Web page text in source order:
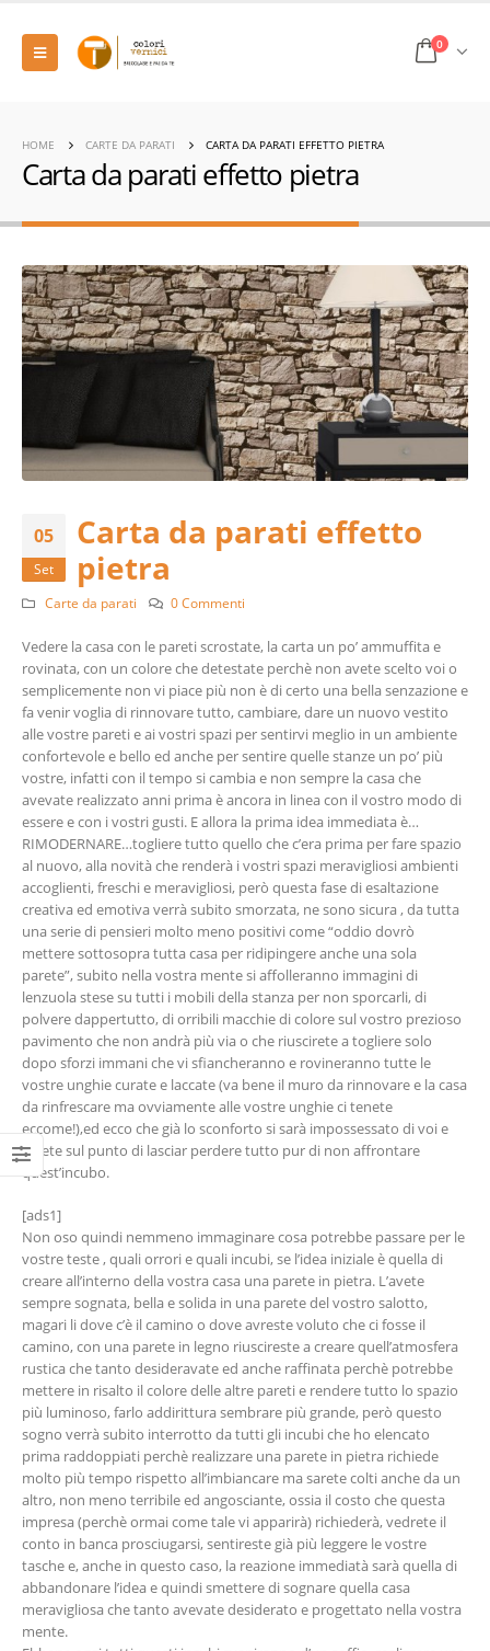
0
HOME CARTE DA PARATI CARTA DA PARATI EFFETTO PIETRA
Carta da parati effetto pietra
05
Set
Carta da parati effetto
pietra
Carte da parati 0 Commenti
Vedere la casa con le pareti scrostate, la carta un po’ ammuffita e
rovinata, con un colore che detestate perchè non avete scelto voi o
semplicemente non vi piace più non è di certo una bella senzazione e
fa venir voglia di rinnovare tutto, cambiare, dare un nuovo vestito
alle vostre pareti e ai vostri spazi per sentirvi meglio in un ambiente
confortevole e bello ed anche per sentire quelle stanze un po’ più
vostre, infatti con il tempo si cambia e non sempre la casa che
avevate realizzato anni prima è ancora in linea con il vostro modo di
essere e con i vostri gusti. E allora la prima idea immediata è…
RIMODERNARE…togliere tutto quello che c’era prima per fare spazio
al nuovo, alla novità che renderà i vostri spazi meravigliosi ambienti
accoglienti, freschi e meravigliosi, però questa fase di esaltazione
creativa ed emotiva verrà subito smorzata, ne sono sicura , da tutta
una serie di pensieri molto meno positivi come “oddio dovrò
mettere sottosopra tutta casa per ridipingere anche una sola
parete”, subito nella vostra mente si affolleranno immagini di
lenzuola stese su tutti i mobili della stanza per non sporcarli, di
polvere dappertutto, di orribili macchie di colore sul vostro prezioso
pavimento che non andrà più via o che riuscirete a togliere solo
dopo sforzi immani che vi sfiancheranno e rovineranno tutte le
vostre unghie curate e laccate (va bene il muro da rinnovare e la casa
da rinfrescare ma ovviamente alle vostre unghie ci tenete
eccome!),ed ecco che già lo sconforto si sarà impossessato di voi e
sarete sul punto di lasciar perdere tutto pur di non affrontare
quest’incubo.
[ads1]
Non oso quindi nemmeno immaginare cosa potrebbe passare per le
vostre teste , quali orrori e quali incubi, se l’idea iniziale è quella di
creare all’interno della vostra casa una parete in pietra. L’avete
sempre sognata, bella e solida in una parete del vostro salotto,
magari li dove c’è il camino o dove avreste voluto che ci fosse il
camino, con una parete in legno riuscireste a creare quell’atmosfera
rustica che tanto desideravate ed anche raffinata perchè potrebbe
mettere in risalto il colore delle altre pareti e rendere tutto lo spazio
più luminoso, farlo addirittura sembrare più grande, però questo
sogno verrà subito interrotto da tutti gli incubi che ho elencato
prima raddoppiati perchè realizzare una parete in pietra richiede
molto più tempo rispetto all’imbiancare ma sarete colti anche da un
altro, non meno terribile ed angosciante, ossia il costo che questa
impresa (perchè ormai come tale vi apparirà) richiederà, vedrete il
conto in banca prosciugarsi, sentireste già più leggere le vostre
tasche e, anche in questo caso, la reazione immediatà sarà quella di
abbandonare l’idea e quindi smettere di sognare quella casa
meravigliosa che tanto avevate desiderato e progettato nella vostra
mente.